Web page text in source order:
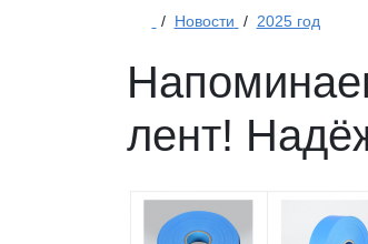
/ Новости / 2025 год
лент!